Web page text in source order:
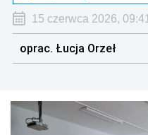
15 czerwca 2026, 09:41
oprac. Łucja Orzeł